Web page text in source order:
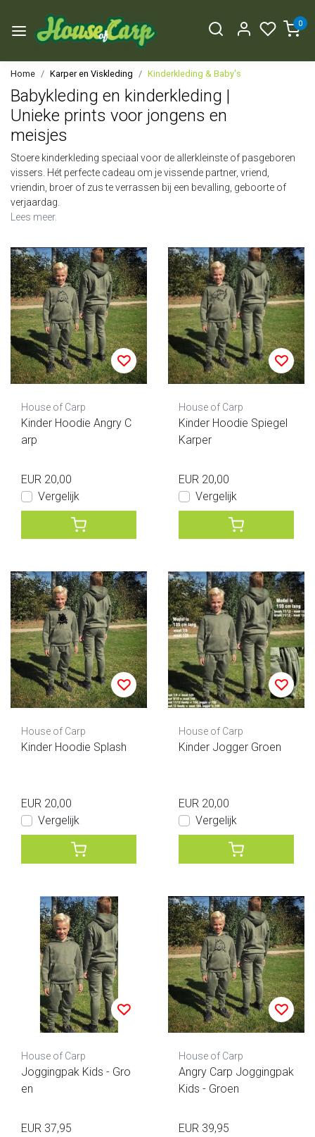
0
Home Karper en Viskleding Kinderkleding & Baby's
Babykleding en kinderkleding |
Unieke prints voor jongens en
meisjes
Stoere kinderkleding speciaal voor de allerkleinste of pasgeboren
vissers. Hét perfecte cadeau om je vissende partner, vriend,
vriendin, broer of zus te verrassen bij een bevalling, geboorte of
verjaardag.
Lees meer.
House of Carp
Kinder Hoodie Angry C
arp
EUR 20,00
Vergelijk
House of Carp
Kinder Hoodie Spiegel
Karper
EUR 20,00
Vergelijk
House of Carp
Kinder Hoodie Splash
EUR 20,00
Vergelijk
House of Carp
Kinder Jogger Groen
EUR 20,00
Vergelijk
House of Carp
Joggingpak Kids - Gro
en
EUR 37,95
House of Carp
Angry Carp Joggingpak
Kids - Groen
EUR 39,95